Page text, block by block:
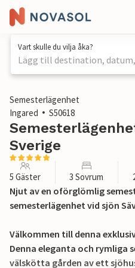
Vart skulle du vilja åka?
Lägg till destination,
1 / 32
Semesterlägenhet
Ingared
S50618
Sverige
5 Gäster 3 Sovrum
Njut av en oförglömlig
semesterlägenhet vid sjön
Välkommen till denna
Denna eleganta och rymliga
välskötta gården av ett